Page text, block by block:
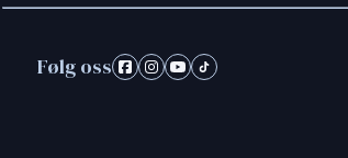
Følg oss